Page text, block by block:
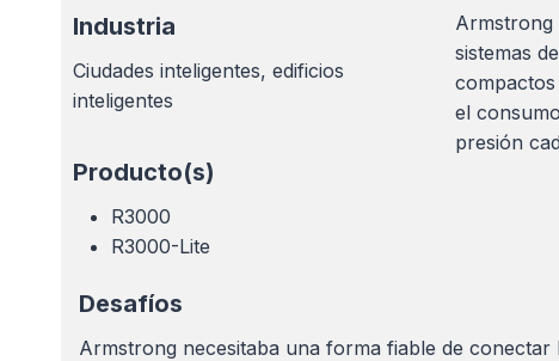
Industria
Ciudades inteligentes, edificios
inteligentes
Producto(s)
R3000
R3000-Lite
Armstrong
sistemas
el
presión
Desafíos
Armstrong necesitaba una forma fiable de conectar